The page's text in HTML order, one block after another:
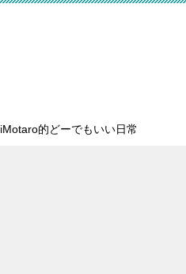
iMotaro的どーでもいい日常